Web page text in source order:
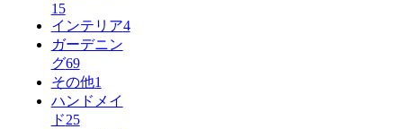
15
インテリア4
ガーデニン
グ69
その他1
ハンドメイ
ド25